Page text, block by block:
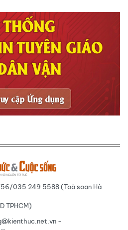
035 249 5588 (Toà soạn Hà
TPHCM)
-